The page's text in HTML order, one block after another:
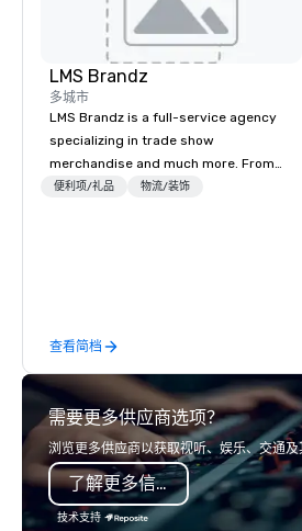
LMS Brandz
多城市
LMS Brandz is a full-service agency
specializing in trade show
merchandise and much more. From
booth giveaways and branded apparel
years of industry experience and
commitment to exceptional customer
service set us apart. We deliver
smart, reliable solutions designed to
make the end-user experience
seamless from start to finish. We are
also a certified WOSB.
便利项/礼品 物流/装饰
查看简档
需要更多供应商选项？
浏览更多供应商以获取视听、娱乐、交通及
了解更多信息
技术支持